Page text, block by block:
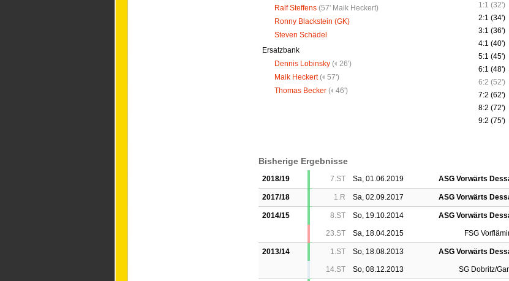
Ralf Steffens (57' Maik Heckert)
Ronny Blackstein (GK)
Steven Schädel
Ersatzbank
Dennis Lobinsky ( 26')
Maik Heckert ( 57')
Thomas Becker ( 46')
1:1 (32')
2:1 (34')
3:1 (36')
4:1 (40')
5:1 (45')
6:1 (48')
6:2 (52')
7:2 (62')
8:2 (72')
9:2 (75')
Bisherige Ergebnisse
2018/19 7.ST Sa, 01.06.2019 ASG Vorwärts
2017/18 1.R Sa, 02.09.2017 ASG Vorwärts
2014/15 8.ST So, 19.10.2014 ASG Vorwärts
23.ST Sa, 18.04.2015 FSG
2013/14 1.ST So, 18.08.2013 ASG Vorwärts
14.ST So, 08.12.2013 SG Dobritz/